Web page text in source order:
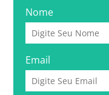
Nome
Email